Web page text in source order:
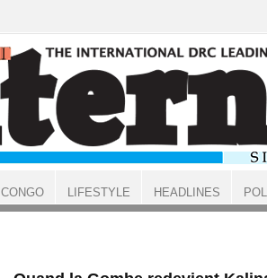
CONGO LIFESTYLE HEADLINES